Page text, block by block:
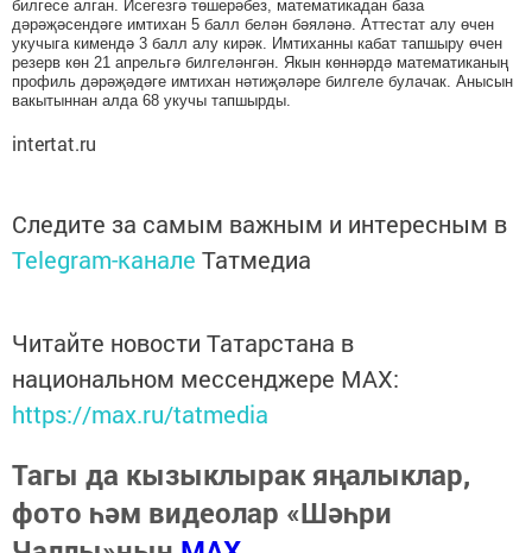
билгесе алган. Исегезгә төшерәбез, математикадан база
дәрәҗәсендәге имтихан 5 балл белән бәяләнә. Аттестат алу өчен
укучыга кимендә 3 балл алу кирәк. Имтиханны кабат тапшыру өчен
резерв көн 21 апрельгә билгеләнгән. Якын көннәрдә математиканың
профиль дәрәҗәдәге имтихан нәтиҗәләре билгеле булачак. Анысын
вакытыннан алда 68 укучы тапшырды.
intertat.ru
Следите за самым важным и интересным в
Telegram-канале Татмедиа
Читайте новости Татарстана в
национальном мессенджере MАХ:
https://max.ru/tatmedia
Тагы да кызыклырак яңалыклар,
фото һәм видеолар «Шәһри